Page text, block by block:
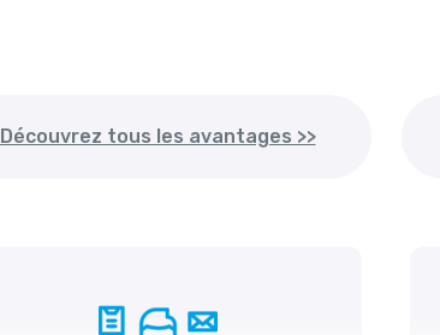
Découvrez tous les avantages >>